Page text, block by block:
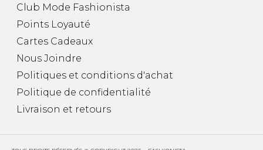
Club Mode Fashionista
Points Loyauté
Cartes Cadeaux
Nous Joindre
Politiques et conditions d'achat
Politique de confidentialité
Livraison et retours